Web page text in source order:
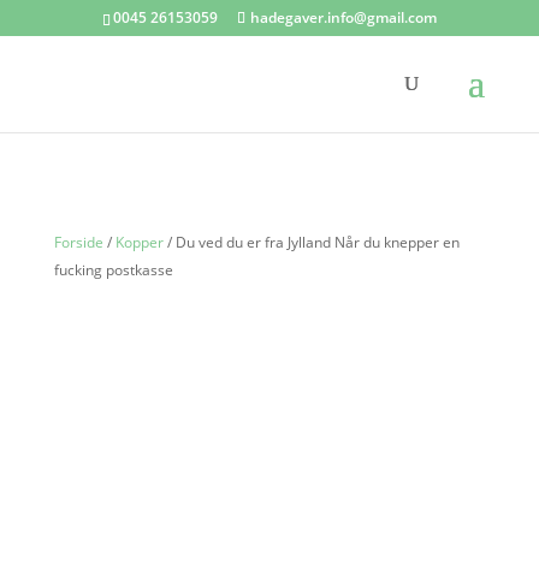
0045 26153059 hadegaver.info@gmail.com
Forside / Kopper/ Du ved du er fra Jylland Når du knepper en
fucking postkasse